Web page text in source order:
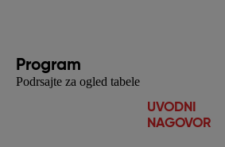
Program
Podrsajte za ogled tabele
UVODNI
NAGOVOR